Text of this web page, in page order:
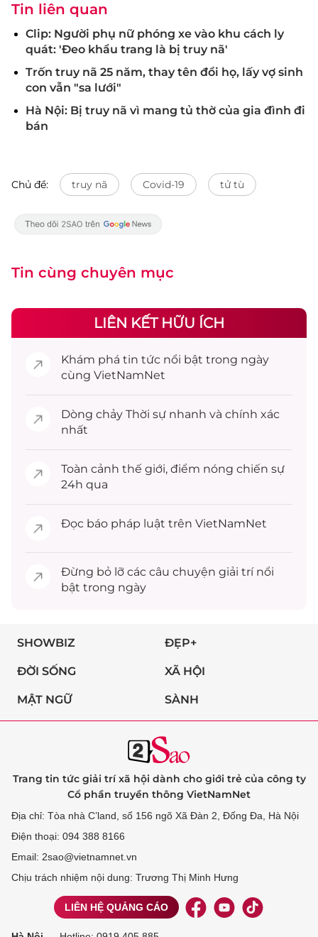
Tin liên quan
Clip: Người phụ nữ phóng xe vào khu cách ly
quát: 'Đeo khẩu trang là bị truy nã'
Trốn truy nã 25 năm, thay tên đổi họ, lấy vợ sinh
con vẫn "sa lưới"
Hà Nội: Bị truy nã vì mang tủ thờ của gia đình đi
bán
Chủ đề: truy nã Covid-19 tử tù
Tin cùng chuyên mục
LIÊN KẾT HỮU ÍCH
Khám phá tin tức nổi bật trong ngày
cùng VietNamNet
Dòng chảy Thời sự nhanh và chính xác
nhất
Toàn cảnh thế giới, điểm nóng chiến sự
24h qua
Đọc báo pháp luật trên VietNamNet
Đừng bỏ lỡ các câu chuyện giải trínổi
bật trong ngày
SHOWBIZ ĐẸP+
ĐỜI SỐNG XÃ HỘI
MẬT NGỮ SÀNH
Trang tin tức giải trí xã hội dành cho giới trẻ của công ty
Cổ phần truyền thông VietNamNet
Địa chỉ: Tòa nhà C’land, số 156 ngõ Xã Đàn 2, Đống Đa, Hà Nội
Điện thoại: 094 388 8166
Email: 2sao@vietnamnet.vn
Chịu trách nhiệm nội dung: Trương Thị Minh Hưng
LIÊN HỆ QUẢNG CÁO